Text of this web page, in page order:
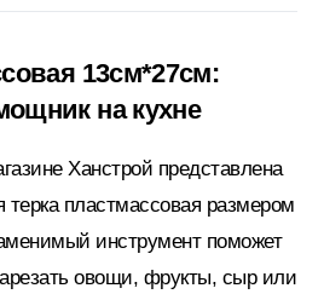
13см*27см:
на кухне
Ханстрой представлена
терка пластмассовая размером
инструмент поможет
овощи, фрукты, сыр или